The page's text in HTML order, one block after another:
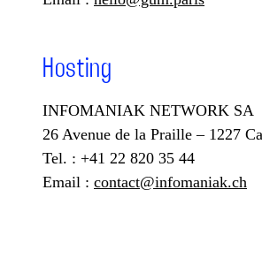
Hosting
INFOMANIAK NETWORK SA
26 Avenue de la Praille – 1227
Tel. : +41 22 820 35 44
Email : contact@infomaniak.ch